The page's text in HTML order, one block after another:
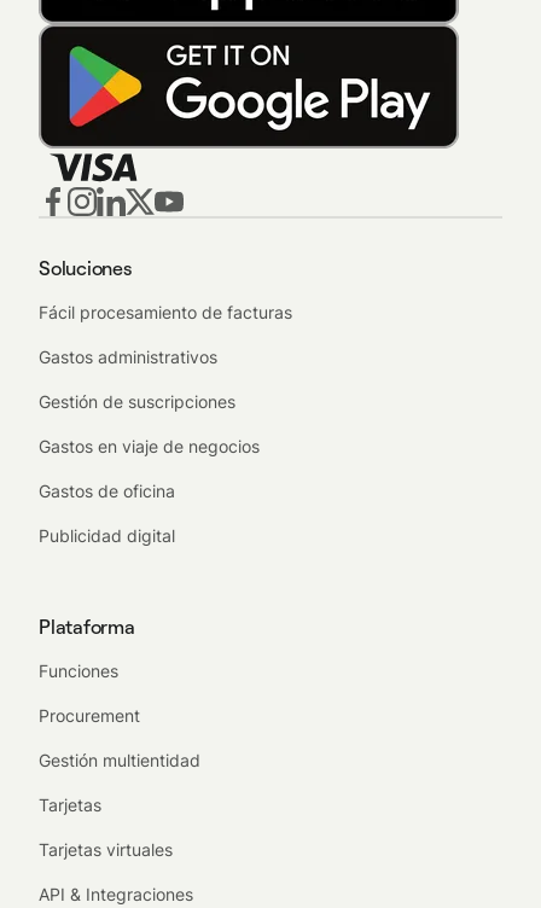
Soluciones
Fácil procesamiento de facturas
Gastos administrativos
Gestión de suscripciones
Gastos en viaje de negocios
Gastos de oficina
Publicidad digital
Plataforma
Funciones
Procurement
Gestión multientidad
Tarjetas
Tarjetas virtuales
API & Integraciones